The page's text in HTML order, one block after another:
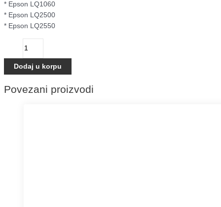
* Epson LQ1060
* Epson LQ2500
* Epson LQ2550
Dodaj u korpu
Povezani proizvodi